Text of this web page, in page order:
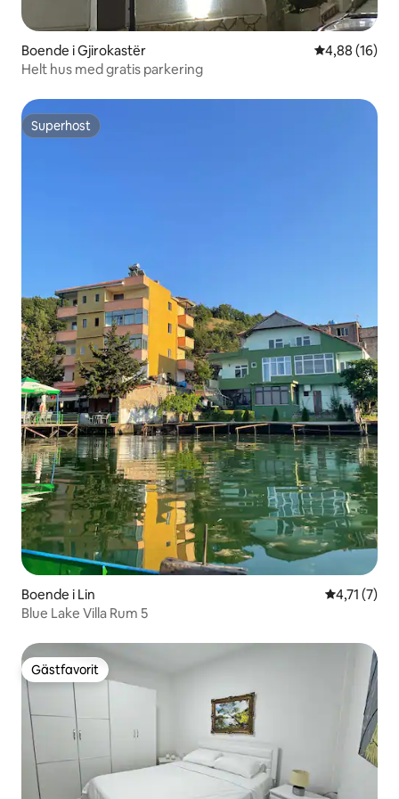
Boende i Gjirokastër 4,88 av 5 i
4,88 (16)
Helt hus med gratis parkering
Superhost
Superhost
Boende i Lin 4,71 av 5 i
4,71 (7)
Blue Lake Villa Rum 5
Gästfavorit
Gästfavorit